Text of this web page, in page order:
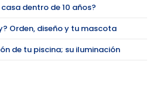
dentro de 10 años?
Orden, diseño y tu mascota
de tu piscina; su iluminación